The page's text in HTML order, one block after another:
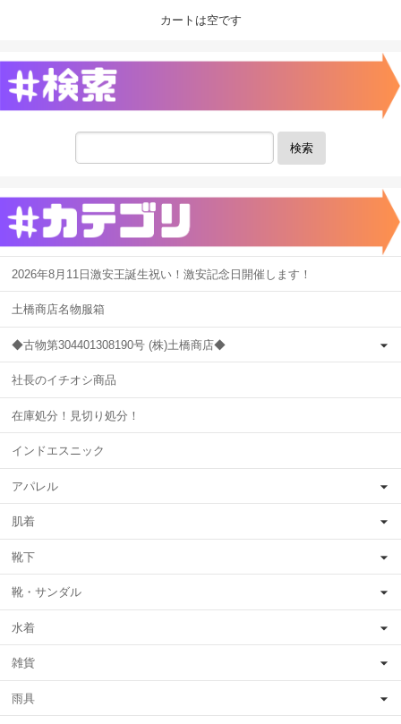
カートは空です
検索
2026年8月11日激安王誕生祝い！激安記念日開催します！
土橋商店名物服箱
◆古物第304401308190号 (株)土橋商店◆
社長のイチオシ商品
在庫処分！見切り処分！
インドエスニック
アパレル
肌着
靴下
靴・サンダル
水着
雑貨
雨具